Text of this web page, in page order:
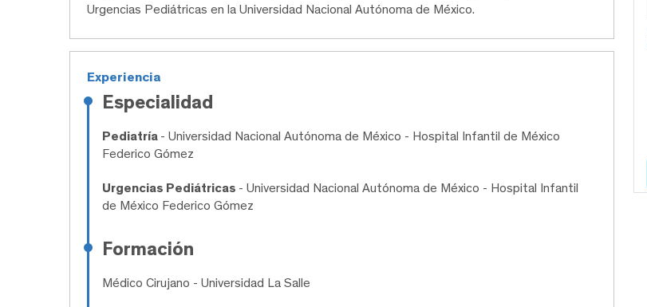
Urgencias Pediátricas en la Universidad Nacional Autónoma de México.
Experiencia
Especialidad
Pediatría - Universidad Nacional Autónoma de México - Hospital Infantil de México
Federico Gómez
Urgencias Pediátricas - Universidad Nacional Autónoma de México - Hospital Infantil
de México Federico Gómez
Formación
Médico Cirujano - Universidad La Salle